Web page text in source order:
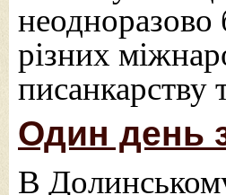
неодноразово
різних
писанкарству
Один день
В